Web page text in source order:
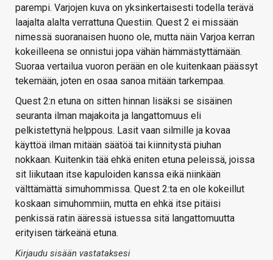
parempi. Varjojen kuva on yksinkertaisesti todella terävä
laajalta alalta verrattuna Questiin. Quest 2 ei missään
nimessä suoranaisen huono ole, mutta näin Varjoa kerran
kokeilleena se onnistui jopa vähän hämmästyttämään.
Suoraa vertailua vuoron perään en ole kuitenkaan päässyt
tekemään, joten en osaa sanoa mitään tarkempaa.
Quest 2:n etuna on sitten hinnan lisäksi se sisäinen
seuranta ilman majakoita ja langattomuus eli
pelkistettynä helppous. Lasit vaan silmille ja kovaa
käyttöä ilman mitään säätöä tai kiinnitystä piuhan
nokkaan. Kuitenkin tää ehkä eniten etuna peleissä, joissa
sit liikutaan itse kapuloiden kanssa eikä niinkään
välttämättä simuhommissa. Quest 2:ta en ole kokeillut
koskaan simuhommiin, mutta en ehkä itse pitäisi
penkissä ratin ääressä istuessa sitä langattomuutta
erityisen tärkeänä etuna.
Kirjaudu sisään vastataksesi